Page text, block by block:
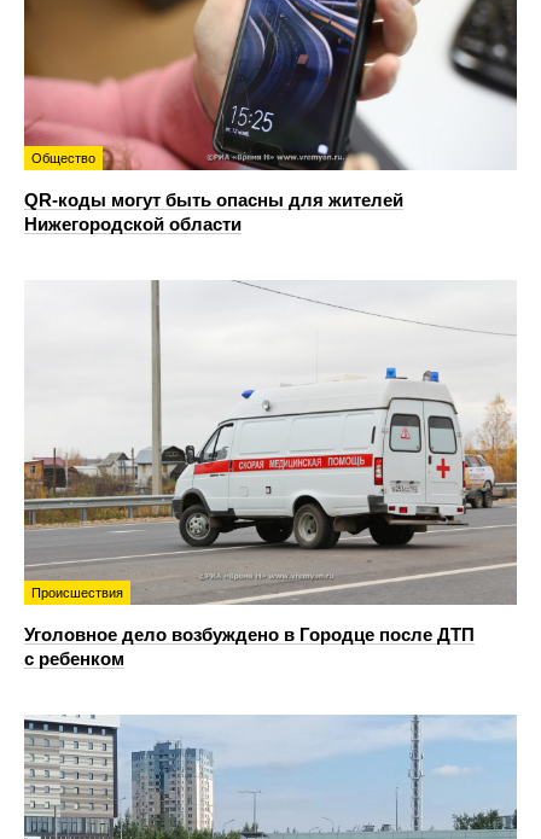
Общество
QR-коды могут быть опасны для жителей
Нижегородской области
Происшествия
Уголовное дело возбуждено в Городце после ДТП
с ребенком